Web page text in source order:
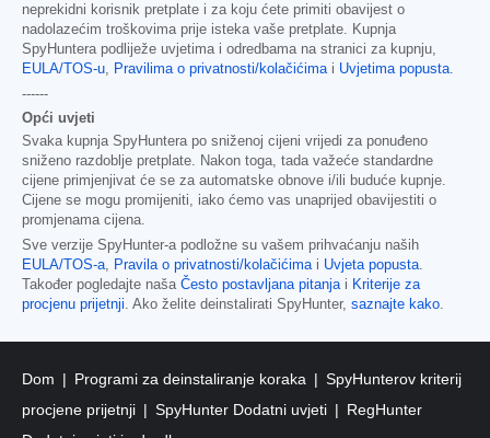
neprekidni korisnik pretplate i za koju ćete primiti obavijest o
nadolazećim troškovima prije isteka vaše pretplate. Kupnja
SpyHuntera podliježe uvjetima i odredbama na stranici za kupnju,
EULA/TOS-u, Pravilima o privatnosti/kolačićimai Uvjetima popusta.
------
Opći uvjeti
Svaka kupnja SpyHuntera po sniženoj cijeni vrijedi za ponuđeno
sniženo razdoblje pretplate. Nakon toga, tada važeće standardne
cijene primjenjivat će se za automatske obnove i/ili buduće kupnje.
Cijene se mogu promijeniti, iako ćemo vas unaprijed obavijestiti o
promjenama cijena.
Sve verzije SpyHunter-a podložne su vašem prihvaćanju naših
EULA/TOS-a, Pravila o privatnosti/kolačićimai Uvjeta popusta.
Također pogledajte naša Često postavljana pitanjai Kriterije za
procjenu prijetnji. Ako želite deinstalirati SpyHunter, saznajte kako.
Dom Programi za deinstaliranje koraka
SpyHunterov kriterij
procjene prijetnji
SpyHunter Dodatni uvjeti
RegHunter